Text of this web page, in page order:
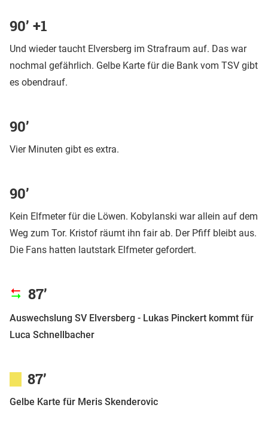
90’ +1
Und wieder taucht Elversberg im Strafraum auf. Das war
nochmal gefährlich. Gelbe Karte für die Bank vom TSV gibt
es obendrauf.
90’
Vier Minuten gibt es extra.
90’
Kein Elfmeter für die Löwen. Kobylanski war allein auf dem
Weg zum Tor. Kristof räumt ihn fair ab. Der Pfiff bleibt aus.
Die Fans hatten lautstark Elfmeter gefordert.
87’
Auswechslung SV Elversberg - Lukas Pinckert kommt für
Luca Schnellbacher
87’
Gelbe Karte für Meris Skenderovic